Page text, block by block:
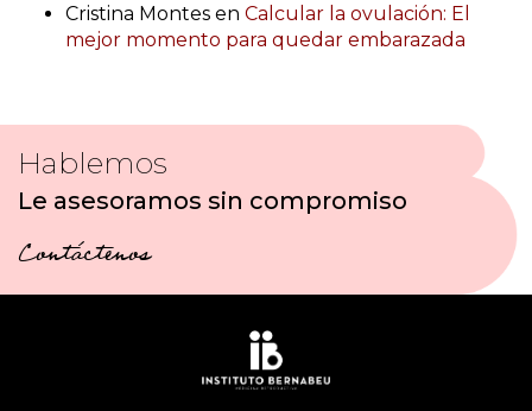
Cristina Montes en Calcular la ovulación: El
mejor momento para quedar embarazada
Hablemos
Le asesoramos sin compromiso
Contáctenos